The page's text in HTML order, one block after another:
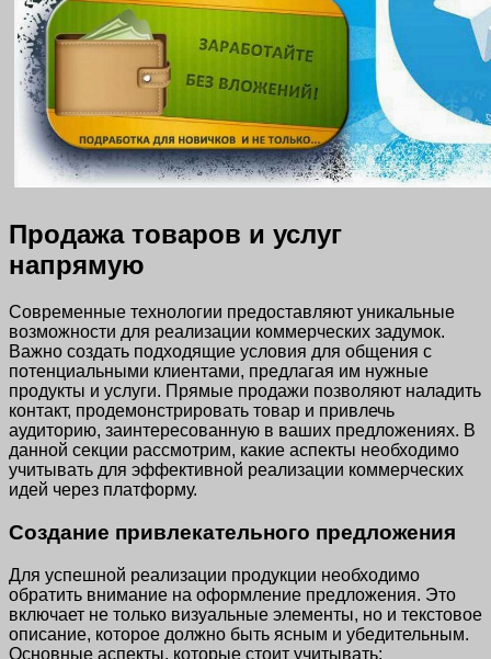
Продажа товаров и услуг
напрямую
Современные технологии предоставляют уникальные
возможности для реализации коммерческих задумок.
Важно создать подходящие условия для общения с
потенциальными клиентами, предлагая им нужные
продукты и услуги. Прямые продажи позволяют наладить
контакт, продемонстрировать товар и привлечь
аудиторию, заинтересованную в ваших предложениях. В
данной секции рассмотрим, какие аспекты необходимо
учитывать для эффективной реализации коммерческих
идей через платформу.
Создание привлекательного предложения
Для успешной реализации продукции необходимо
обратить внимание на оформление предложения. Это
включает не только визуальные элементы, но и текстовое
описание, которое должно быть ясным и убедительным.
Основные аспекты, которые стоит учитывать: